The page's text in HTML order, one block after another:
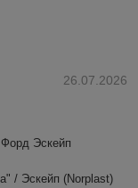
26.07.2026
Эскейп
/ Эскейп (Norplast)